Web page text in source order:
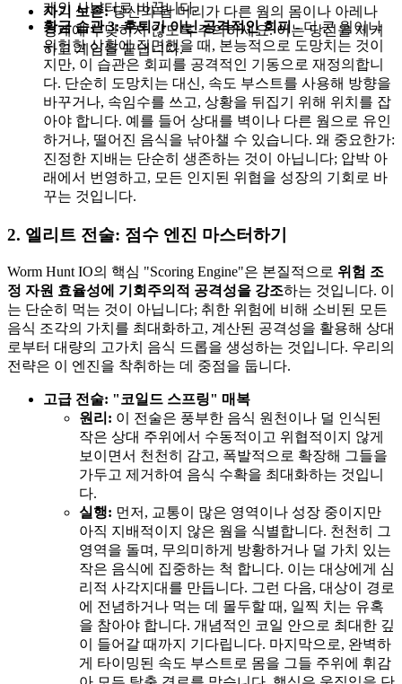
자기 보존:당신의 웜 머리가 다른 웜의 몸이나 아레나
경계에 부딪히지 않도록 주의하세요. 이는 당신을 제거
하고 게임을 끝냅니다.
개인 사냥터로 바꿉니다.
황금 습관 3: 후퇴가 아닌 공격적인 회피 - 더 큰 웜이나
위험한 상황에 직면했을 때, 본능적으로 도망치는 것이
지만, 이 습관은 회피를 공격적인 기동으로 재정의합니
다. 단순히 도망치는 대신, 속도 부스트를 사용해 방향을
바꾸거나, 속임수를 쓰고, 상황을 뒤집기 위해 위치를 잡
아야 합니다. 예를 들어 상대를 벽이나 다른 웜으로 유인
하거나, 떨어진 음식을 낚아챌 수 있습니다. 왜 중요한가:
진정한 지배는 단순히 생존하는 것이 아닙니다; 압박 아
래에서 번영하고, 모든 인지된 위협을 성장의 기회로 바
꾸는 것입니다.
2. 엘리트 전술: 점수 엔진 마스터하기
Worm Hunt IO의 핵심 "Scoring Engine"은 본질적으로 위험 조
정 자원 효율성에 기회주의적 공격성을 강조하는 것입니다. 이
는 단순히 먹는 것이 아닙니다; 취한 위험에 비해 소비된 모든
음식 조각의 가치를 최대화하고, 계산된 공격성을 활용해 상대
로부터 대량의 고가치 음식 드롭을 생성하는 것입니다. 우리의
전략은 이 엔진을 착취하는 데 중점을 둡니다.
고급 전술: "코일드 스프링" 매복
원리: 이 전술은 풍부한 음식 원천이나 덜 인식된
작은 상대 주위에서 수동적이고 위협적이지 않게
보이면서 천천히 감고, 폭발적으로 확장해 그들을
가두고 제거하여 음식 수확을 최대화하는 것입니
다.
실행: 먼저, 교통이 많은 영역이나 성장 중이지만
아직 지배적이지 않은 웜을 식별합니다. 천천히 그
영역을 돌며, 무의미하게 방황하거나 덜 가치 있는
작은 음식에 집중하는 척 합니다. 이는 대상에게 심
리적 사각지대를 만듭니다. 그런 다음, 대상이 경로
에 전념하거나 먹는 데 몰두할 때, 일찍 치는 유혹
을 참아야 합니다. 개념적인 코일 안으로 최대한 깊
이 들어갈 때까지 기다립니다. 마지막으로, 완벽하
게 타이밍된 속도 부스트로 몸을 그들 주위에 휘감